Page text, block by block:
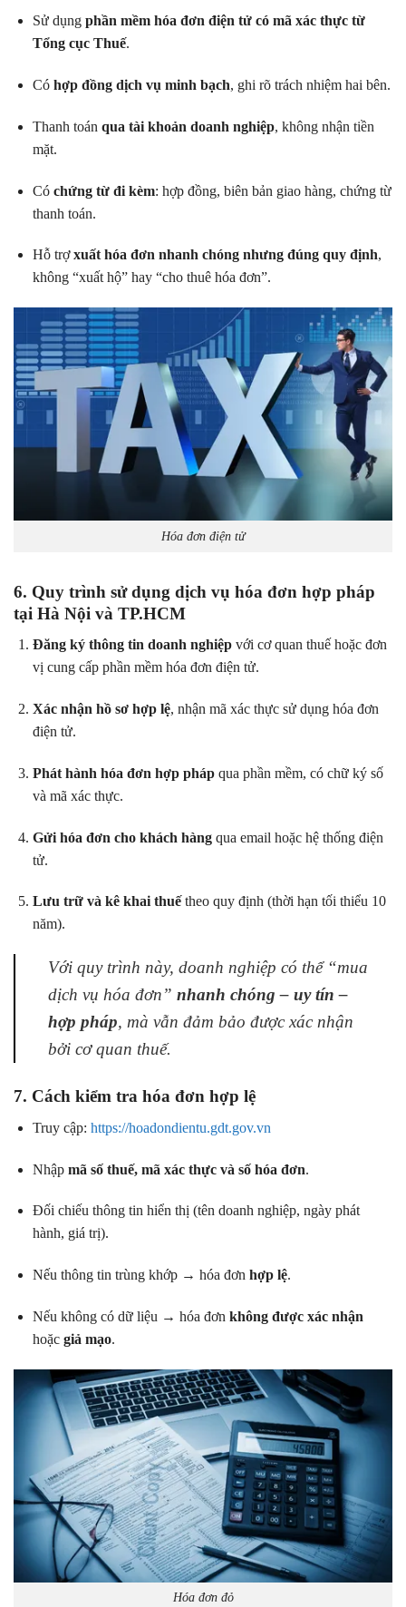
Sử dụng phần mềm hóa đơn điện tử có mã xác thực từ
Tổng cục Thuế.
Có hợp đồng dịch vụ minh bạch, ghi rõ trách nhiệm hai bên.
Thanh toán qua tài khoản doanh nghiệp, không nhận tiền
mặt.
Có chứng từ đi kèm: hợp đồng, biên bản giao hàng, chứng từ
thanh toán.
Hỗ trợxuất hóa đơn nhanh chóng nhưng đúng quy định,
không “xuất hộ” hay “cho thuê hóa đơn”.
Hóa đơn điện tử
6. Quy trình sử dụng dịch vụ hóa đơn hợp pháp
tại Hà Nội và TP.HCM
Đăng ký thông tin doanh nghiệpvới cơ quan thuế hoặc đơn
vị cung cấp phần mềm hóa đơn điện tử.
Xác nhận hồ sơ hợp lệ, nhận mã xác thực sử dụng hóa đơn
điện tử.
Phát hành hóa đơn hợp phápqua phần mềm, có chữ ký số
và mã xác thực.
Gửi hóa đơn cho khách hàngqua email hoặc hệ thống điện
tử.
Lưu trữ và kê khai thuếtheo quy định (thời hạn tối thiểu 10
năm).
Với quy trình này, doanh nghiệp có thể “mua
dịch vụ hóa đơn” nhanh chóng – uy tín –
hợp pháp, mà vẫn đảm bảo được xác nhận
bởi cơ quan thuế.
7. Cách kiểm tra hóa đơn hợp lệ
Truy cập: https://hoadondientu.gdt.gov.vn
Nhập mã số thuế, mã xác thực và số hóa đơn.
Đối chiếu thông tin hiển thị (tên doanh nghiệp, ngày phát
hành, giá trị).
Nếu thông tin trùng khớp → hóa đơn hợp lệ.
Nếu không có dữ liệu → hóa đơn không được xác nhận
hoặc giả mạo.
Hóa đơn đỏ